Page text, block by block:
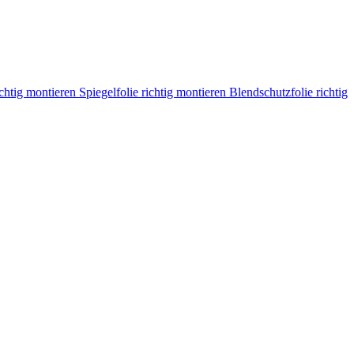
montieren Spiegelfolie richtig montieren Blendschutzfolie richtig